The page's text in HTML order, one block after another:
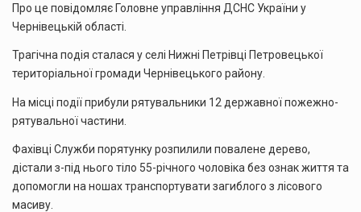
Про це повідомляє Головне управління ДСНС України у
Чернівецькій області.
Трагічна подія сталася у селі Нижні Петрівці Петровецької
територіальної громади Чернівецького району.
На місці події прибули рятувальники 12 державної пожежно-
рятувальної частини.
Фахівці Служби порятунку розпилили повалене дерево,
дістали з-під нього тіло 55-річного чоловіка без ознак життя та
допомогли на ношах транспортувати загиблого з лісового
масиву.